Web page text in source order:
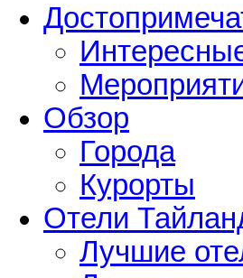
Обзор
Города
Курорты
Отели
Лучшие